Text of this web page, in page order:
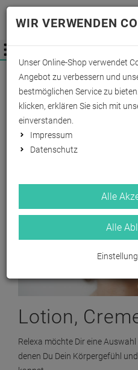
Wichtige Änderung
01.09.2026 -Mehr
Menü
Lotion,
Relexa möchte Dir eine
denen Du Dein Körpergefühl
WIR VERWENDEN
Unser Online-Shop verwendet
Angebot zu verbessern und
bestmöglichen Service zu
klicken, erklären Sie sich mit
einverstanden.
Impressum
Datenschutz
Alle
Alle